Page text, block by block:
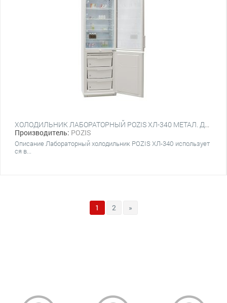
ХОЛОДИЛЬНИК ЛАБОРАТОРНЫЙ POZIS ХЛ-340 МЕТАЛ. ДВЕРИ
Производитель: POZIS
Описание Лабораторный холодильник POZIS ХЛ-340 использует
ся в...
1 2 »